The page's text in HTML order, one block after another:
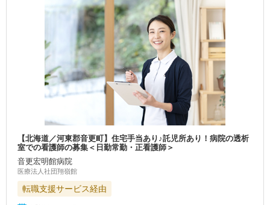
【北海道／河東郡音更町】住宅手当あり♪託児所あり！病院の透析
室での看護師の募集＜日勤常勤・正看護師＞
音更宏明館病院
医療法人社団翔嶺館
転職支援サービス経由